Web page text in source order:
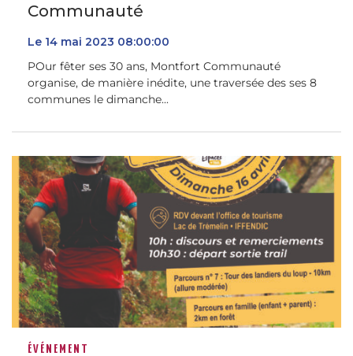
Communauté
Le 14 mai 2023 08:00:00
POur fêter ses 30 ans, Montfort Communauté
organise, de manière inédite, une traversée des ses 8
communes le dimanche...
ÉVÉNEMENT